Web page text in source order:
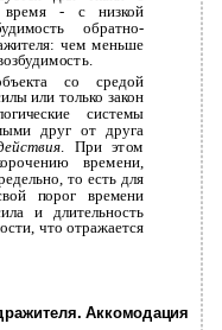
время - с низкой
обратно-
чем меньше
со средой
или только закон
системы
друг от друга
. При этом
времени,
то есть для
порог времени
и длительность
что отражается
Аккомодация